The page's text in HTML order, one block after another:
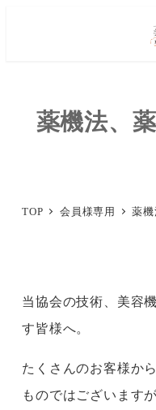
薬機法、
TOP 会員様専用 薬機
当協会の技術、美容
す皆様へ。
たくさんのお客様か
ものではございますが